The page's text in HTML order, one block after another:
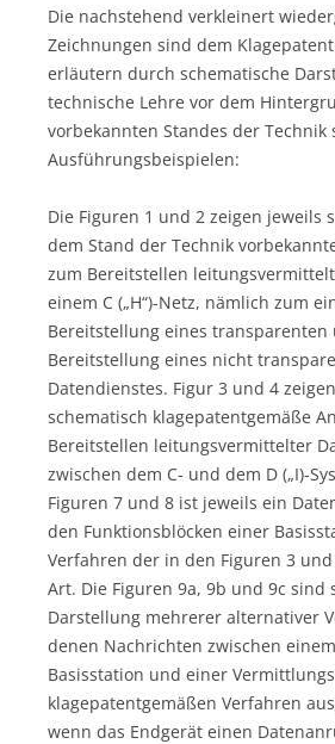
Die nachstehend verkleinert
Zeichnungen sind dem
erläutern durch schematische
technische Lehre vor dem
vorbekannten Standes der Technik
Ausführungsbeispielen:
Die Figuren 1 und 2 zeigen jeweils
dem Stand der Technik
zum Bereitstellen
einem C („H“)-Netz, nämlich zum
Bereitstellung eines transparenten
Bereitstellung eines nicht
Datendienstes. Figur 3 und 4
schematisch klagepatentgemäße
Bereitstellen leitungsvermittelter
zwischen dem C- und dem D („I)-
Figuren 7 und 8 ist jeweils ein
den Funktionsblöcken einer
Verfahren der in den Figuren 3
Art. Die Figuren 9a, 9b und 9c sind
Darstellung mehrerer alternativer
denen Nachrichten zwischen
Basisstation und einer
klagepatentgemäßen Verfahren
wenn das Endgerät einen